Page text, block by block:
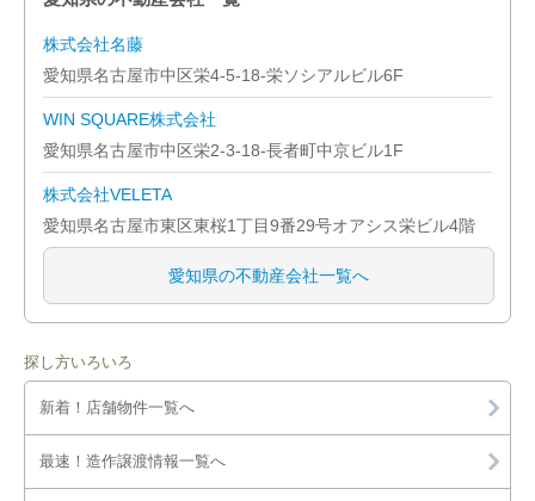
株式会社名藤
愛知県名古屋市中区栄4-5-18-栄ソシアルビル6F
WIN SQUARE株式会社
愛知県名古屋市中区栄2-3-18-長者町中京ビル1F
株式会社VELETA
愛知県名古屋市東区東桜1丁目9番29号オアシス栄ビル4階
愛知県の不動産会社一覧へ
探し方いろいろ
新着！店舗物件一覧へ
最速！造作譲渡情報一覧へ